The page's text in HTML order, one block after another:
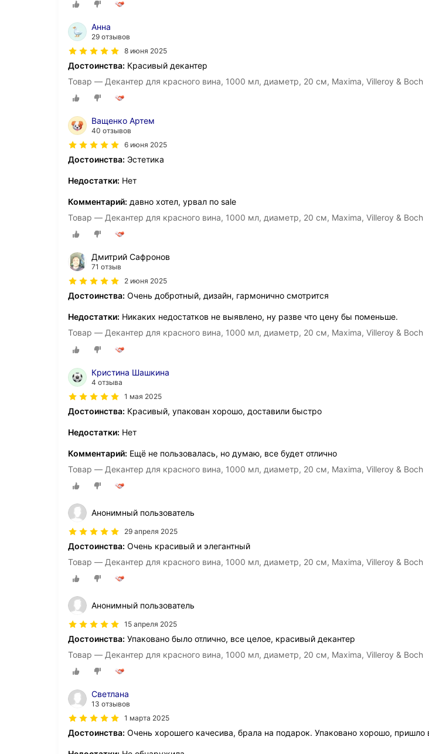
Анна
29 отзывов
8 июня 2025
Достоинства: Красивый декантер
Товар — Декантер для красного вина, 1000 мл, диаметр, 20 см, Maxima, Villeroy & Boch
Ващенко Артем
40 отзывов
6 июня 2025
Достоинства: Эстетика
Недостатки: Нет
Комментарий: давно хотел, урвал по sale
Товар — Декантер для красного вина, 1000 мл, диаметр, 20 см, Maxima, Villeroy & Boch
Дмитрий Сафронов
71 отзыв
2 июня 2025
Достоинства: Очень добротный, дизайн, гармонично смотрится
Недостатки: Никаких недостатков не выявлено, ну разве что цену бы поменьше.
Товар — Декантер для красного вина, 1000 мл, диаметр, 20 см, Maxima, Villeroy & Boch
Кристина Шашкина
4 отзыва
1 мая 2025
Достоинства: Красивый, упакован хорошо, доставили быстро
Недостатки: Нет
Комментарий: Ещё не пользовалась, но думаю, все будет отлично
Товар — Декантер для красного вина, 1000 мл, диаметр, 20 см, Maxima, Villeroy & Boch
Анонимный пользователь
29 апреля 2025
Достоинства: Очень красивый и элегантный
Товар — Декантер для красного вина, 1000 мл, диаметр, 20 см, Maxima, Villeroy & Boch
Анонимный пользователь
15 апреля 2025
Достоинства: Упаковано было отлично, все целое, красивый декантер
Товар — Декантер для красного вина, 1000 мл, диаметр, 20 см, Maxima, Villeroy & Boch
Светлана
13 отзывов
1 марта 2025
Достоинства: Очень хорошего качесива, брала на подарок. Упаковано хорошо, пришло